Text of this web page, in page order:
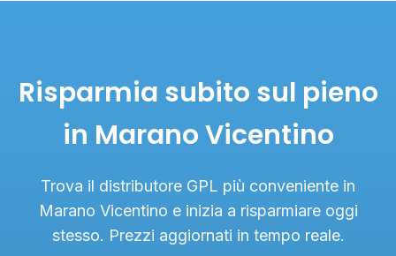
Risparmia subito sul pieno
in Marano Vicentino
Trova il distributore GPL più conveniente in
Marano Vicentino e inizia a risparmiare oggi
stesso. Prezzi aggiornati in tempo reale.